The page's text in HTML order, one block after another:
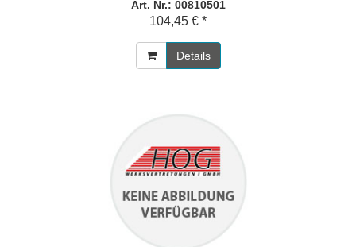
Art. Nr.: 00810501
104,45 € *
Details